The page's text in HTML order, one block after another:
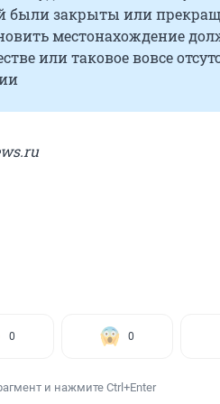
были закрыты или
местонахождение
или таковое вовсе
0 0
и нажмите Ctrl+Enter